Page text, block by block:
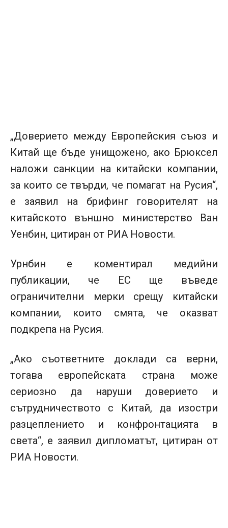
„Доверието между Европейския съюз и
Китай ще бъде унищожено, ако Брюксел
наложи санкции на китайски компании,
за които се твърди, че помагат на Русия“,
е заявил на брифинг говорителят на
китайското външно министерство Ван
Уенбин, цитиран от РИА Новости.
Урнбин е коментирал медийни
публикации, че ЕС ще въведе
ограничителни мерки срещу китайски
компании, които смята, че оказват
подкрепа на Русия.
„Ако съответните доклади са верни,
тогава европейската страна може
сериозно да наруши доверието и
сътрудничеството с Китай, да изостри
разцеплението и конфронтацията в
света“, е заявил дипломатът, цитиран от
РИА Новости.